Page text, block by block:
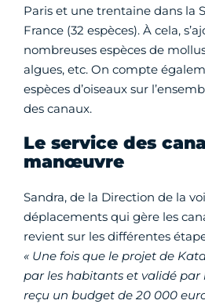
Paris et une trentaine dans la
France (32 espèces). À cela,
nombreuses espèces de
algues, etc. On compte
espèces d’oiseaux sur
des canaux.
Le service des
manœuvre
Sandra, de la Direction de la
déplacements qui gère les
revient sur les différentes
« Une fois que le projet de
par les habitants et validé par
reçu un budget de 20 000